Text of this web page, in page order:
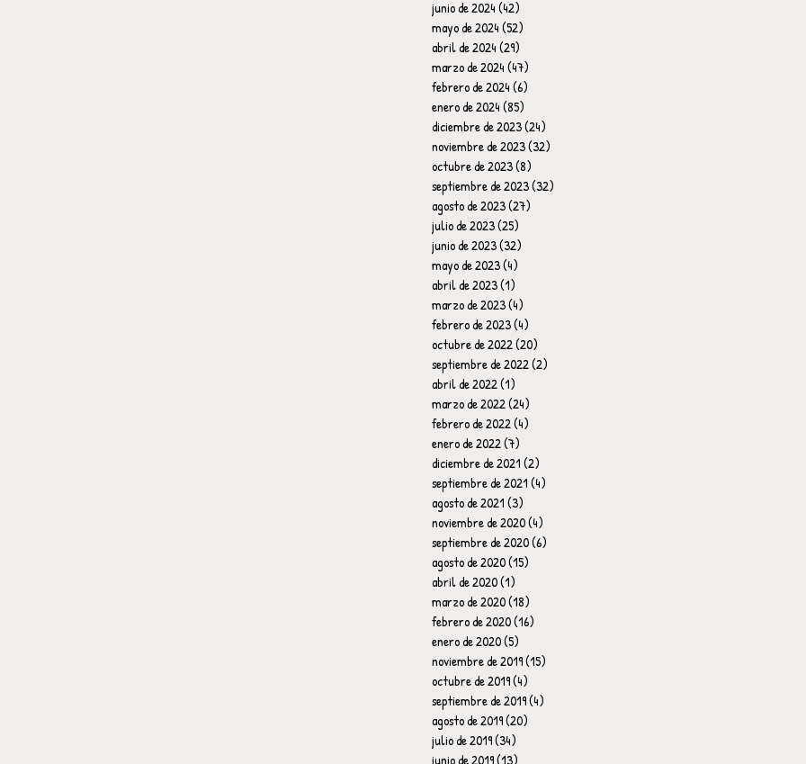
junio de 2024(42)
mayo de 2024(52)
abril de 2024(29)
marzo de 2024(47)
febrero de 2024(6)
enero de 2024(85)
diciembre de 2023(24)
noviembre de 2023(32)
octubre de 2023(8)
septiembre de 2023(32)
agosto de 2023(27)
julio de 2023(25)
junio de 2023(32)
mayo de 2023(4)
abril de 2023(1)
marzo de 2023(4)
febrero de 2023(4)
octubre de 2022(20)
septiembre de 2022(2)
abril de 2022(1)
marzo de 2022(24)
febrero de 2022(4)
enero de 2022(7)
diciembre de 2021(2)
septiembre de 2021(4)
agosto de 2021(3)
noviembre de 2020(4)
septiembre de 2020(6)
agosto de 2020(15)
abril de 2020(1)
marzo de 2020(18)
febrero de 2020(16)
enero de 2020(5)
noviembre de 2019(15)
octubre de 2019(4)
septiembre de 2019(4)
agosto de 2019(20)
julio de 2019(34)